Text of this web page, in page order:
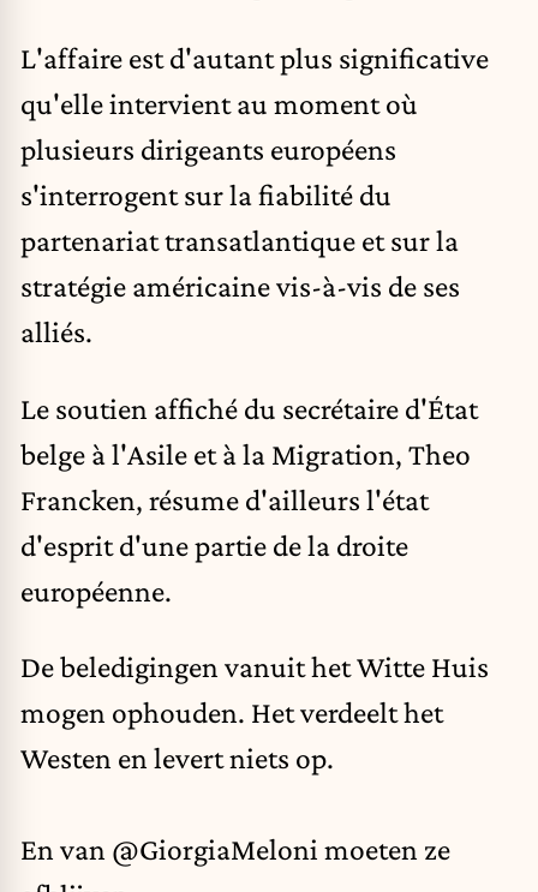
L'affaire est d'autant plus significative
qu'elle intervient au moment où
plusieurs dirigeants européens
s'interrogent sur la fiabilité du
partenariat transatlantique et sur la
stratégie américaine vis-à-vis de ses
alliés.
Le soutien affiché du secrétaire d'État
belge à l'Asile et à la Migration, Theo
Francken, résume d'ailleurs l'état
d'esprit d'une partie de la droite
européenne.
De beledigingen vanuit het Witte Huis
mogen ophouden. Het verdeelt het
Westen en levert niets op.
En van @GiorgiaMeloni moeten ze